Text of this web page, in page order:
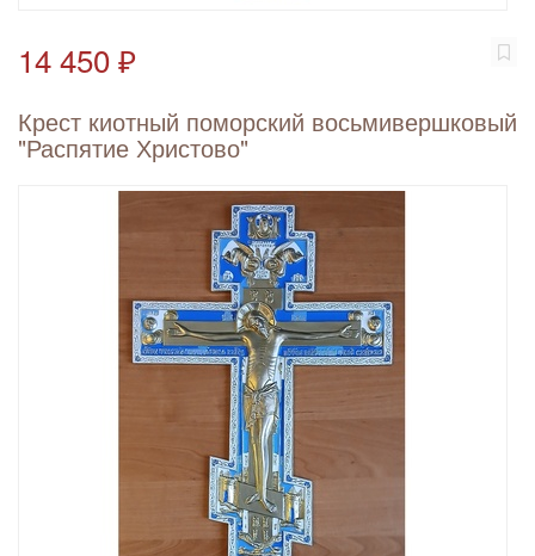
14 450 ₽
Крест киотный поморский восьмивершковый
"Распятие Христово"